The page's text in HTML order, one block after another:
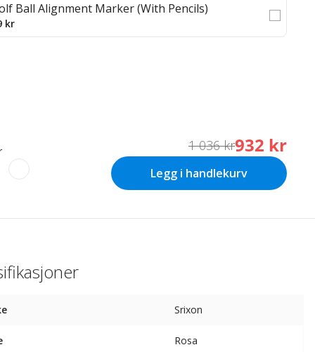
Ball Alignment Marker (With Pencils)
kr
1 036 kr932 kr
Legg i handlekurv
Srixon
Rosa